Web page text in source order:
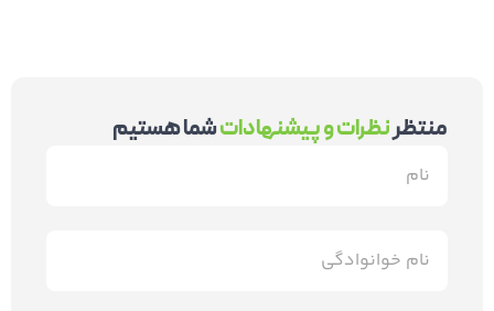
منتظرنظرات و پیشنهاداتشما هستیم